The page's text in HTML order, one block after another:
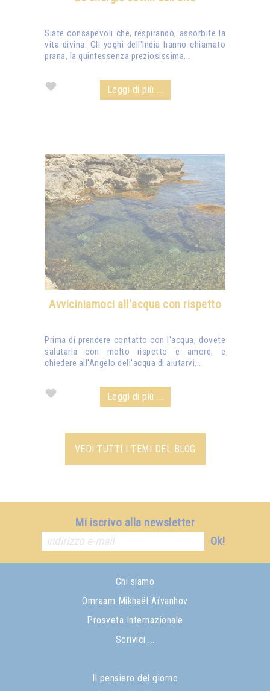
Siate consapevoli che, respirando, assorbite la
vita divina. Gli yoghi dell'India hanno chiamato
prana, la quintessenza preziosissima...
Leggi di più ...
Avviciniamoci all'acqua con rispetto
Prima di prendere contatto con l'acqua, dovete
salutarla con molto rispetto e amore, e
chiedere all'Angelo dell'acqua di aiutarvi...
Leggi di più ...
VEDI TUTTI I TEMI DEL BLOG
Mi iscrivo alla newsletter
Ok!
Chi siamo
Omraam Mikhaël Aïvanhov
Prosveta Internazionale
Scrivici ...
Il pensiero del giorno